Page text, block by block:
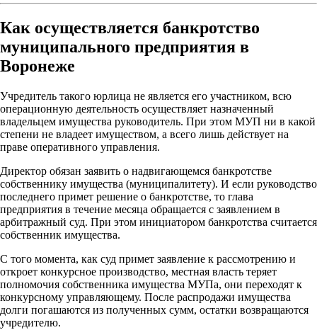
Как осуществляется банкротство
муниципального предприятия в
Воронеже
Учредитель такого юрлица не является его участником, всю
операционную деятельность осуществляет назначенный
владельцем имущества руководитель. При этом МУП ни в какой
степени не владеет имуществом, а всего лишь действует на
праве оперативного управления.
Директор обязан заявить о надвигающемся банкротстве
собственнику имущества (муниципалитету). И если руководство
последнего примет решение о банкротстве, то глава
предприятия в течение месяца обращается с заявлением в
арбитражный суд. При этом инициатором банкротства считается
собственник имущества.
С того момента, как суд примет заявление к рассмотрению и
откроет конкурсное производство, местная власть теряет
полномочия собственника имущества МУПа, они переходят к
конкурсному управляющему. После распродажи имущества
долги погашаются из полученных сумм, остатки возвращаются
учредителю.